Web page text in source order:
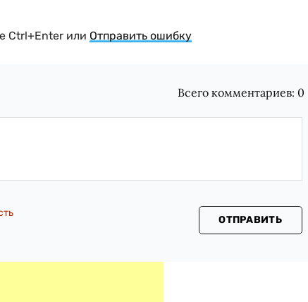
Ctrl+Enter или Отправить ошибку
Всего комментариев: 0
ОТПРАВИТЬ